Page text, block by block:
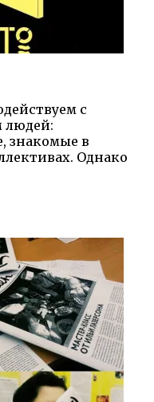
с
людей:
знакомые в
Однако